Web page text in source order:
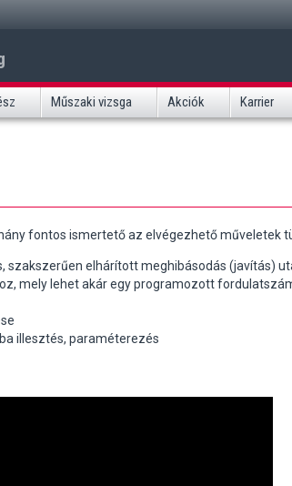
Műszaki vizsga Akciók Karrier
Bővebben
fontos ismertető az elvégezhető műveletek
szakszerűen elhárított meghibásodás (javítás)
mely lehet akár egy programozott
illesztés, paraméterezés